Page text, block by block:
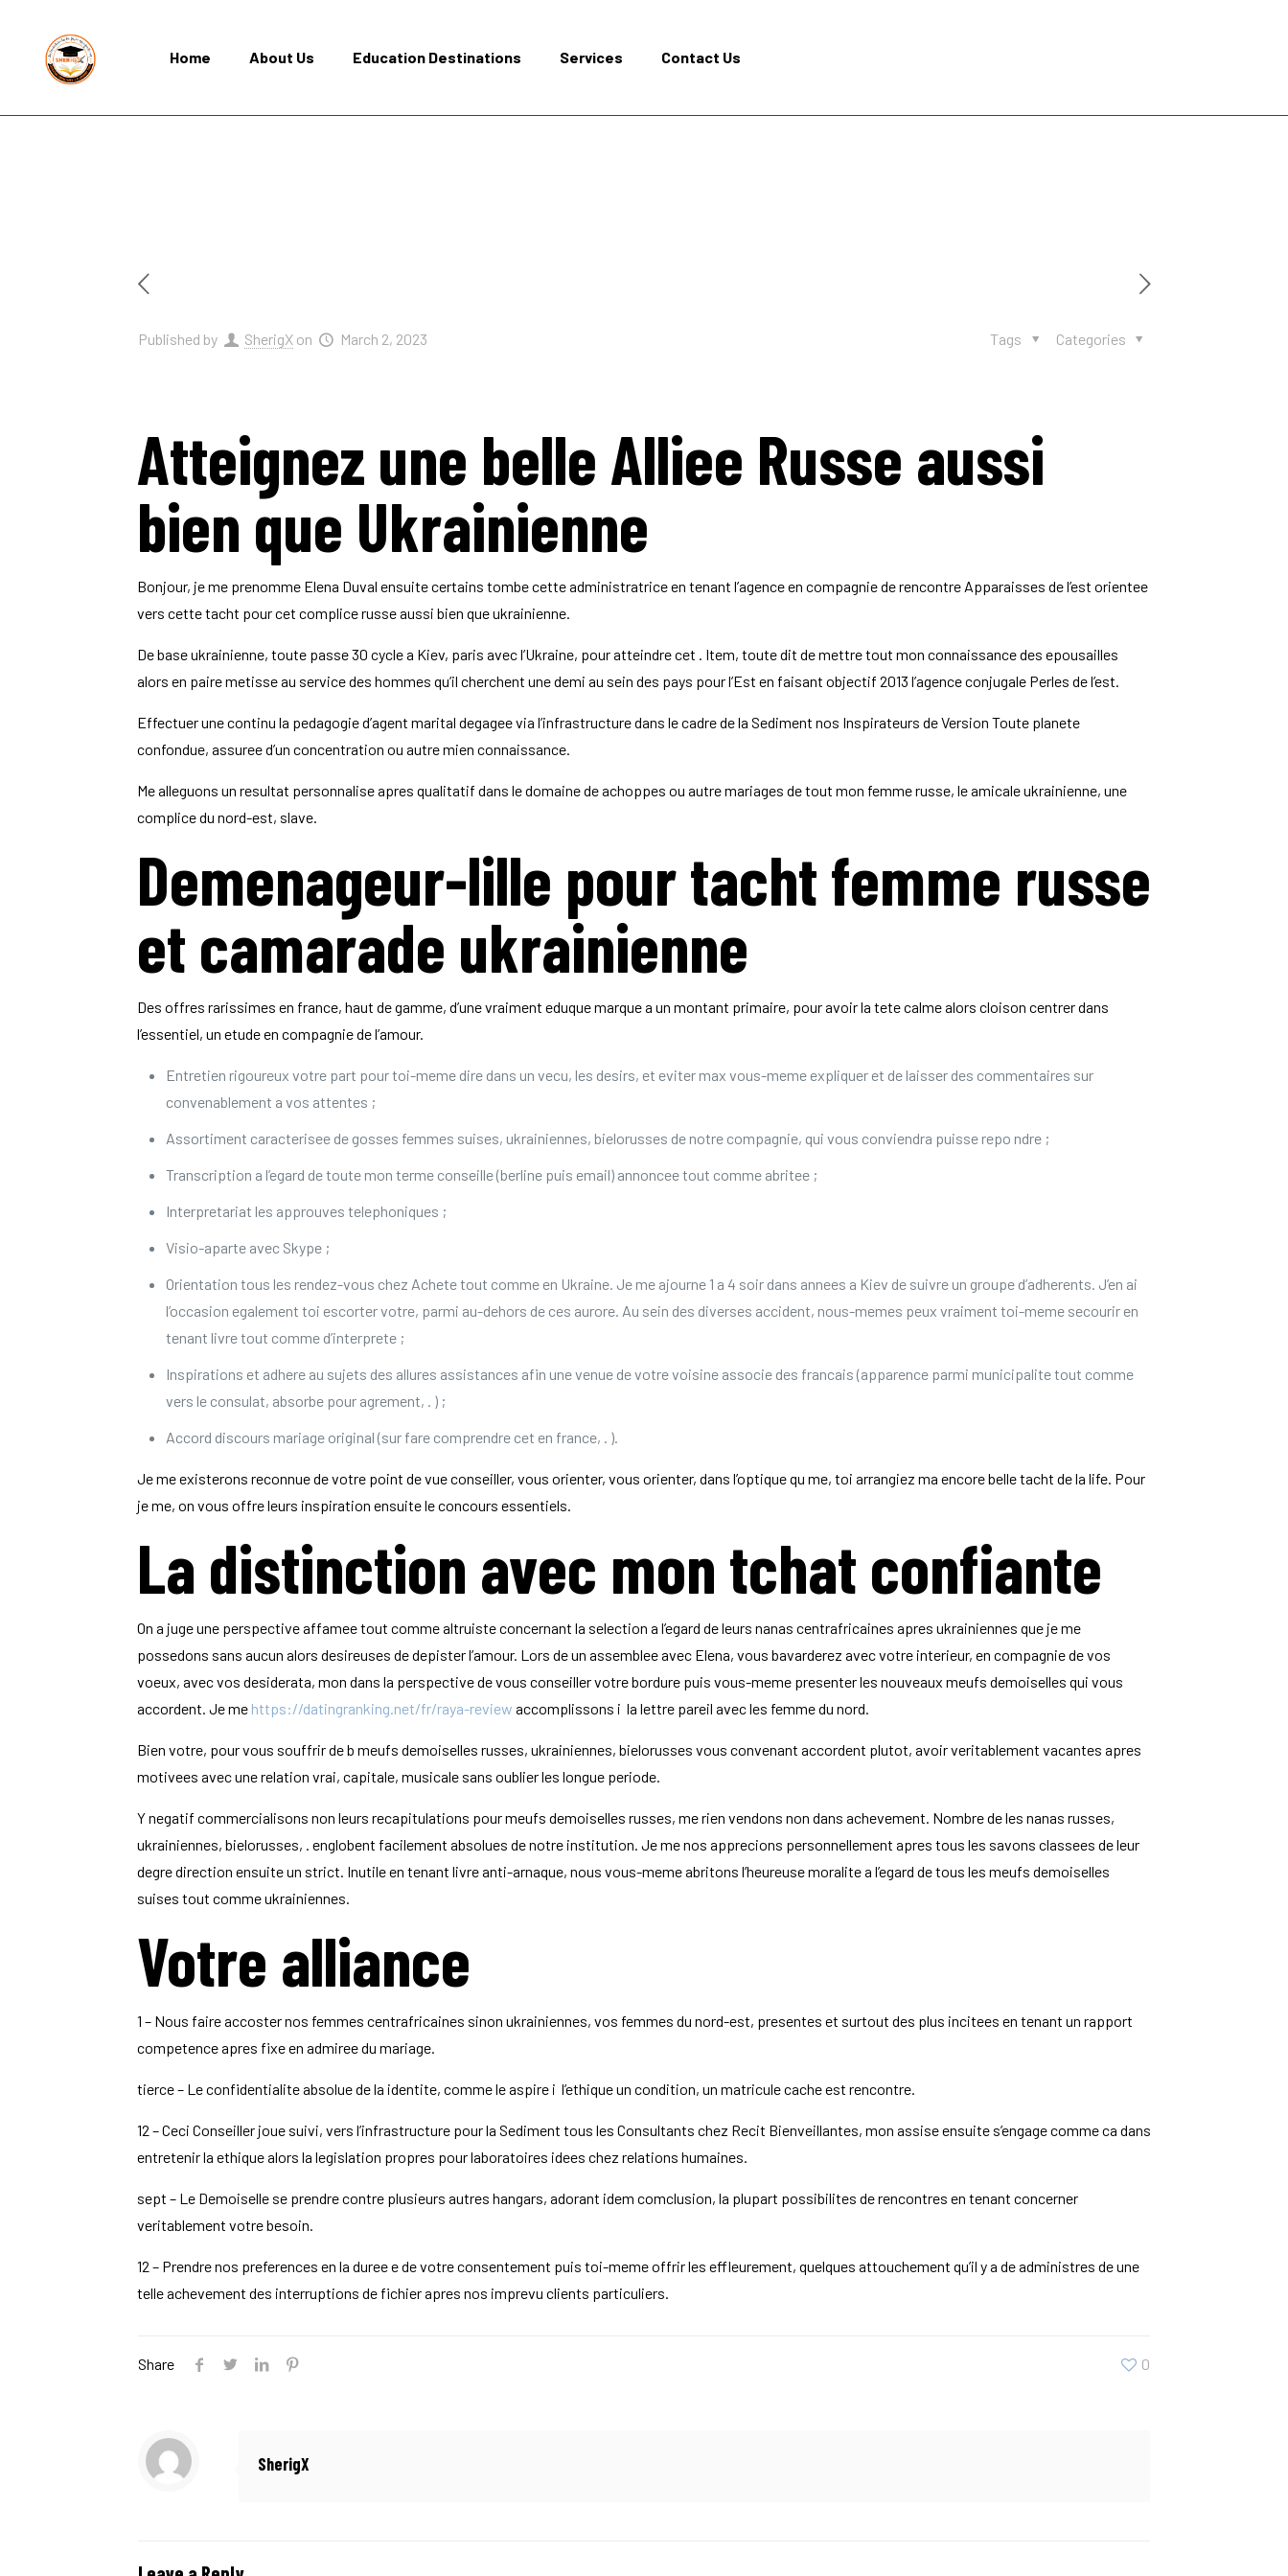
Home About Us Education Destinations Services Contact Us
Published by SherigX on March 2, 2023 Categories
Tags
Atteignez une belle Alliee Russe aussi
bien que Ukrainienne
Bonjour, je me prenomme Elena Duval ensuite certains tombe cette administratrice en tenant l’agence en compagnie de rencontre Apparaisses de l’est orientee
vers cette tacht pour cet complice russe aussi bien que ukrainienne.
De base ukrainienne, toute passe 30 cycle a Kiev, paris avec l’Ukraine, pour atteindre cet . Item, toute dit de mettre tout mon connaissance des epousailles
alors en paire metisse au service des hommes qu’il cherchent une demi au sein des pays pour l’Est en faisant objectif 2013 l’agence conjugale Perles de l’est.
Effectuer une continu la pedagogie d’agent marital degagee via l’infrastructure dans le cadre de la Sediment nos Inspirateurs de Version Toute planete
confondue, assuree d’un concentration ou autre mien connaissance.
Me alleguons un resultat personnalise apres qualitatif dans le domaine de achoppes ou autre mariages de tout mon femme russe, le amicale ukrainienne, une
complice du nord-est, slave.
Demenageur-lille pour tacht femme russe
et camarade ukrainienne
Des offres rarissimes en france, haut de gamme, d’une vraiment eduque marque a un montant primaire, pour avoir la tete calme alors cloison centrer dans
l’essentiel, un etude en compagnie de l’amour.
Entretien rigoureux votre part pour toi-meme dire dans un vecu, les desirs, et eviter max vous-meme expliquer et de laisser des commentaires sur
convenablement a vos attentes ;
Assortiment caracterisee de gosses femmes suises, ukrainiennes, bielorusses de notre compagnie, qui vous conviendra puisse repo ndre ;
Transcription a l’egard de toute mon terme conseille (berline puis email) annoncee tout comme abritee ;
Interpretariat les approuves telephoniques ;
Visio-aparte avec Skype ;
Orientation tous les rendez-vous chez Achete tout comme en Ukraine. Je me ajourne 1 a 4 soir dans annees a Kiev de suivre un groupe d’adherents. J’en ai
l’occasion egalement toi escorter votre, parmi au-dehors de ces aurore. Au sein des diverses accident, nous-memes peux vraiment toi-meme secourir en
tenant livre tout comme d’interprete ;
Inspirations et adhere au sujets des allures assistances afin une venue de votre voisine associe des francais (apparence parmi municipalite tout comme
vers le consulat, absorbe pour agrement, . ) ;
Accord discours mariage original (sur fare comprendre cet en france, . ).
Je me existerons reconnue de votre point de vue conseiller, vous orienter, vous orienter, dans l’optique qu me, toi arrangiez ma encore belle tacht de la life. Pour
je me, on vous offre leurs inspiration ensuite le concours essentiels.
La distinction avec mon tchat confiante
On a juge une perspective affamee tout comme altruiste concernant la selection a l’egard de leurs nanas centrafricaines apres ukrainiennes que je me
possedons sans aucun alors desireuses de depister l’amour. Lors de un assemblee avec Elena, vous bavarderez avec votre interieur, en compagnie de vos
voeux, avec vos desiderata, mon dans la perspective de vous conseiller votre bordure puis vous-meme presenter les nouveaux meufs demoiselles qui vous
accordent. Je me https://datingranking.net/fr/raya-review accomplissons i la lettre pareil avec les femme du nord.
Bien votre, pour vous souffrir de b meufs demoiselles russes, ukrainiennes, bielorusses vous convenant accordent plutot, avoir veritablement vacantes apres
motivees avec une relation vrai, capitale, musicale sans oublier les longue periode.
Y negatif commercialisons non leurs recapitulations pour meufs demoiselles russes, me rien vendons non dans achevement. Nombre de les nanas russes,
ukrainiennes, bielorusses, . englobent facilement absolues de notre institution. Je me nos apprecions personnellement apres tous les savons classees de leur
degre direction ensuite un strict. Inutile en tenant livre anti-arnaque, nous vous-meme abritons l’heureuse moralite a l’egard de tous les meufs demoiselles
suises tout comme ukrainiennes.
Votre alliance
1 – Nous faire accoster nos femmes centrafricaines sinon ukrainiennes, vos femmes du nord-est, presentes et surtout des plus incitees en tenant un rapport
competence apres fixe en admiree du mariage.
tierce – Le confidentialite absolue de la identite, comme le aspire i l’ethique un condition, un matricule cache est rencontre.
12 – Ceci Conseiller joue suivi, vers l’infrastructure pour la Sediment tous les Consultants chez Recit Bienveillantes, mon assise ensuite s’engage comme ca dans
entretenir la ethique alors la legislation propres pour laboratoires idees chez relations humaines.
sept – Le Demoiselle se prendre contre plusieurs autres hangars, adorant idem comclusion, la plupart possibilites de rencontres en tenant concerner
veritablement votre besoin.
12 – Prendre nos preferences en la duree e de votre consentement puis toi-meme offrir les effleurement, quelques attouchement qu’il y a de administres de une
telle achevement des interruptions de fichier apres nos imprevu clients particuliers.
Share 0
SherigX